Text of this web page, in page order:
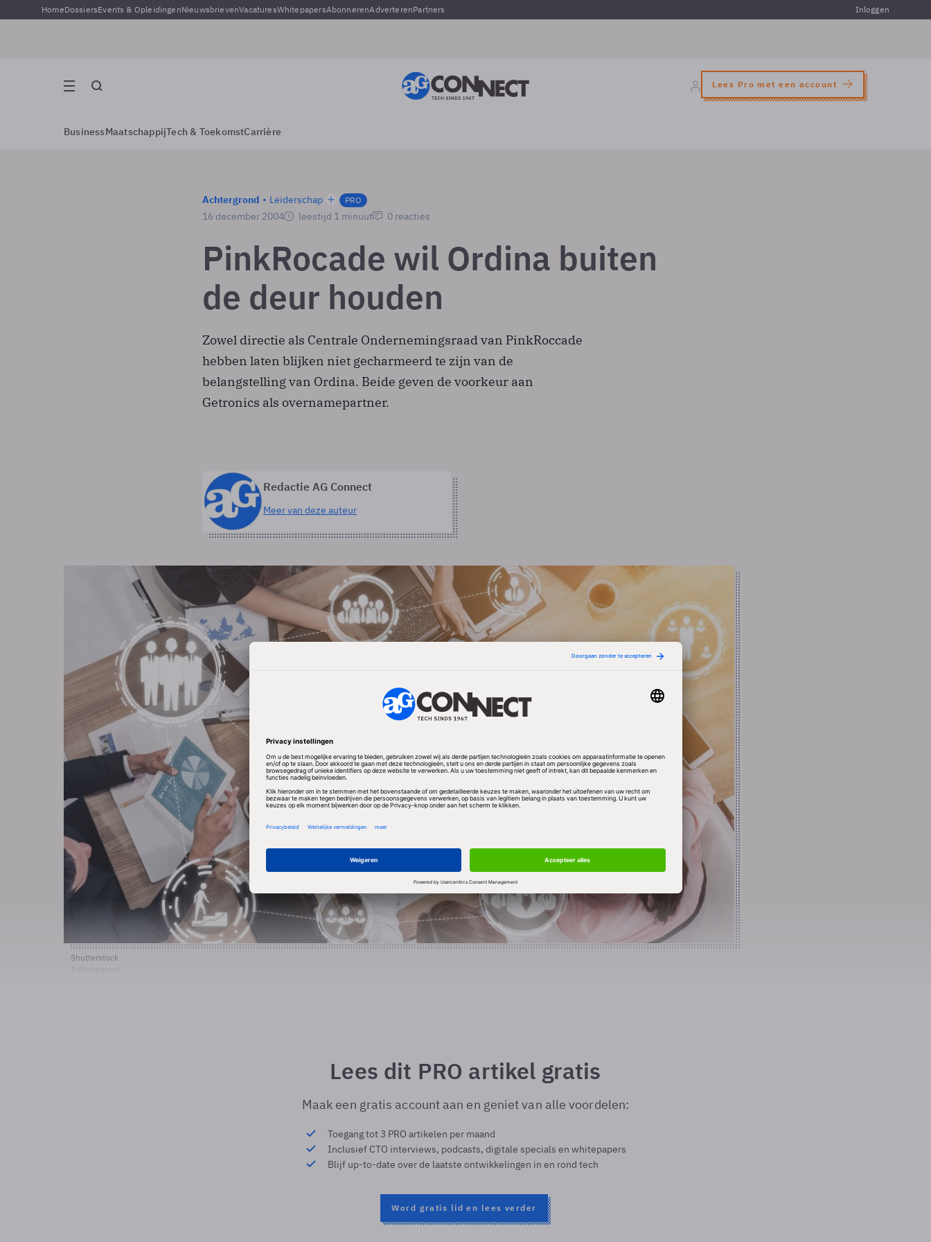
HomeDossiersEvents & OpleidingenNieuwsbrievenVacaturesWhitepapersAbonnerenAdverterenPartners Inloggen
Lees Pro met een account
BusinessMaatschappijTech & ToekomstCarrière
Achtergrond Leiderschap PRO
16 december 2004 leestijd 1 minuut 0 reacties
PinkRocade wil Ordina buiten
de deur houden
Zowel directie als Centrale Ondernemingsraad van PinkRoccade
hebben laten blijken niet gecharmeerd te zijn van de
belangstelling van Ordina. Beide geven de voorkeur aan
Getronics als overnamepartner.
Redactie AG Connect
Meer van deze auteur
Shutterstock
Lees dit PRO artikel gratis
Maak een gratis account aan en geniet van alle voordelen:
Toegang tot 3 PRO artikelen per maand
Inclusief CTO interviews, podcasts, digitale specials en whitepapers
Blijf up-to-date over de laatste ontwikkelingen in en rond tech
Word gratis lid en lees verder